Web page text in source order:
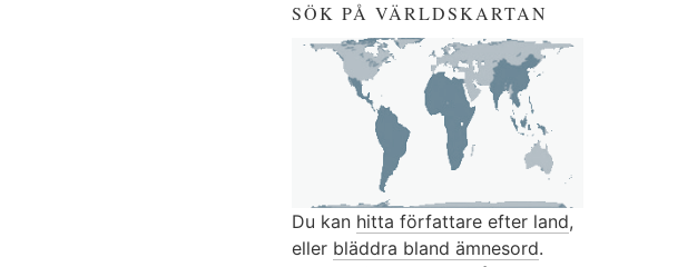
SÖK PÅ VÄRLDSKARTAN
Du kan hitta författare efter land,
eller bläddra bland ämnesord.